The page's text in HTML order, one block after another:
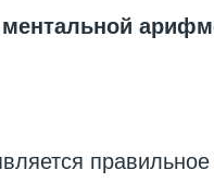
правильное